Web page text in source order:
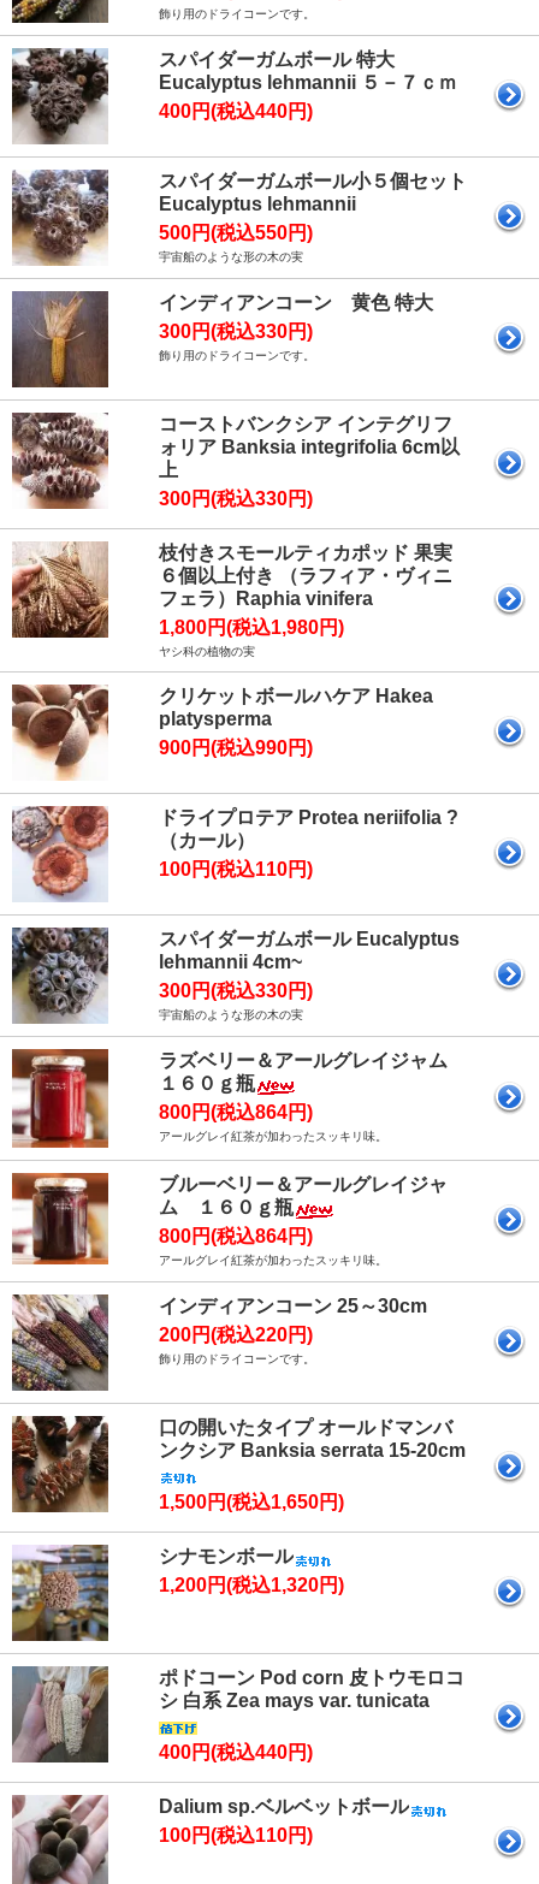
飾り用のドライコーンです。
スパイダーガムボール 特大
Eucalyptus lehmannii ５－７ｃｍ
400円(税込440円)
スパイダーガムボール小５個セット
Eucalyptus lehmannii
500円(税込550円)
宇宙船のような形の木の実
インディアンコーン 黄色 特大
300円(税込330円)
飾り用のドライコーンです。
コーストバンクシア インテグリフ
ォリア Banksia integrifolia 6cm以
上
300円(税込330円)
枝付きスモールティカポッド 果実
６個以上付き （ラフィア・ヴィニ
フェラ）Raphia vinifera
1,800円(税込1,980円)
ヤシ科の植物の実
クリケットボールハケア Hakea
platysperma
900円(税込990円)
ドライプロテア Protea neriifolia ?
（カール）
100円(税込110円)
スパイダーガムボール Eucalyptus
lehmannii 4cm~
300円(税込330円)
宇宙船のような形の木の実
ラズベリー＆アールグレイジャム
１６０ｇ瓶
800円(税込864円)
アールグレイ紅茶が加わったスッキリ味。
ブルーベリー＆アールグレイジャ
ム １６０ｇ瓶
800円(税込864円)
アールグレイ紅茶が加わったスッキリ味。
インディアンコーン 25～30cm
200円(税込220円)
飾り用のドライコーンです。
口の開いたタイプ オールドマンバ
ンクシア Banksia serrata 15-20cm
1,500円(税込1,650円)
シナモンボール
1,200円(税込1,320円)
ポドコーン Pod corn 皮トウモロコ
シ 白系 Zea mays var. tunicata
400円(税込440円)
Dalium sp.ベルベットボール
100円(税込110円)